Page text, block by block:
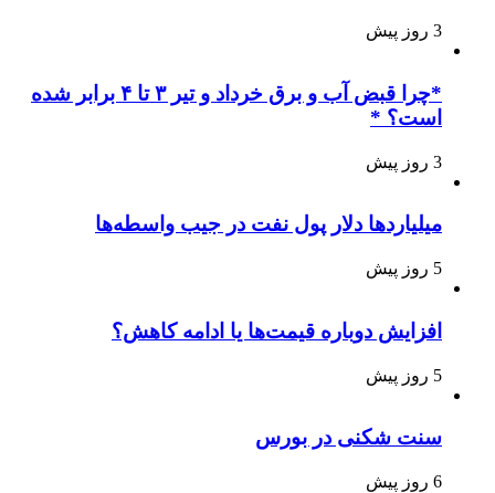
3 روز پیش
*چرا قبض آب و برق خرداد و تیر ۳ تا ۴ برابر شده
است؟ *
3 روز پیش
میلیاردها دلار پول نفت در جیب واسطه‌ها
5 روز پیش
افزایش دوباره قیمت‌ها یا ادامه کاهش؟
5 روز پیش
سنت شکنی در بورس
6 روز پیش